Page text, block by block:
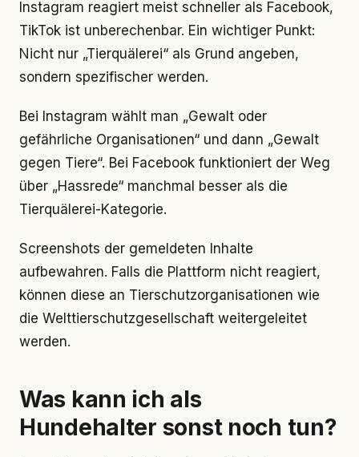
Instagram reagiert meist schneller als Facebook,
TikTok ist unberechenbar. Ein wichtiger Punkt:
Nicht nur „Tierquälerei“ als Grund angeben,
sondern spezifischer werden.
Bei Instagram wählt man „Gewalt oder
gefährliche Organisationen“ und dann „Gewalt
gegen Tiere“. Bei Facebook funktioniert der Weg
über „Hassrede“ manchmal besser als die
Tierquälerei-Kategorie.
Screenshots der gemeldeten Inhalte
aufbewahren. Falls die Plattform nicht reagiert,
können diese an Tierschutzorganisationen wie
die Welttierschutzgesellschaft weitergeleitet
werden.
Was kann ich als
Hundehalter sonst noch tun?